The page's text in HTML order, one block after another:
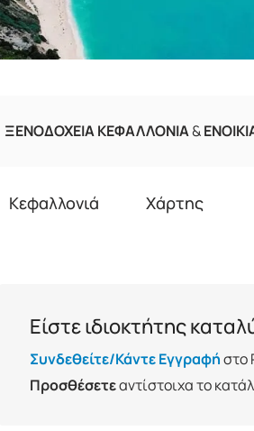
ΞΕΝΟΔΟΧΕΙΑ ΚΕΦΑΛΛΟΝΙΑ&
Κεφαλλονιά Χάρτης
Είστε ιδιοκτήτης
Συνδεθείτε/Κάντε Εγγραφήστο
Προσθέσετεαντίστοιχα το